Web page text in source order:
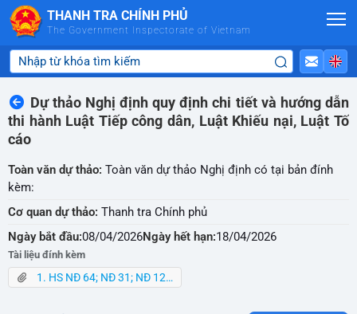
Skip to Main Content
THANH TRA CHÍNH PHỦ
The Government Inspectorate of Vietnam
Dự thảo Nghị định quy định chi tiết và hướng dẫn
thi hành Luật Tiếp công dân, Luật Khiếu nại, Luật Tố
cáo
Toàn văn dự thảo: Toàn văn dự thảo Nghị định có tại bản đính
kèm:
Cơ quan dự thảo: Thanh tra Chính phủ
Ngày bắt đầu:08/04/2026Ngày hết hạn:18/04/2026
Tài liệu đính kèm
1. HS NĐ 64; NĐ 31; NĐ 124; NĐ 55.rar